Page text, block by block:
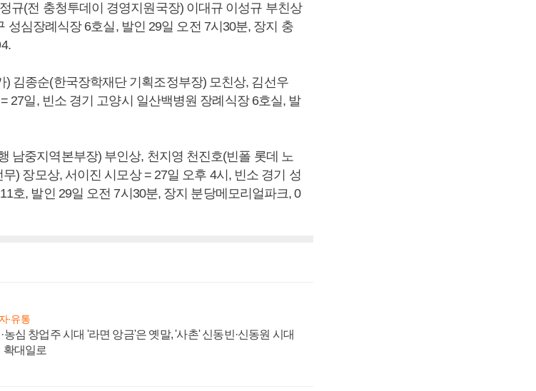
규(전 충청투데이 경영지원국장) 이대규 이성규 부친상
성심장례식장 6호실, 발인 29일 오전 7시30분, 장지 충
김종순(한국장학재단 기획조정부장) 모친상, 김선우
27일, 빈소 경기 고양시 일산백병원 장례식장 6호실, 발
남중지역본부장) 부인상, 천지영 천진호(빈폴 롯데 노
) 장모상, 서이진 시모상 = 27일 오후 4시, 빈소 경기 성
호, 발인 29일 오전 7시30분, 장지 분당메모리얼파크, 0
·유통
농심 창업주 시대 '라면 앙금'은 옛말, '사촌' 신동빈·신동원 시대
확대일로